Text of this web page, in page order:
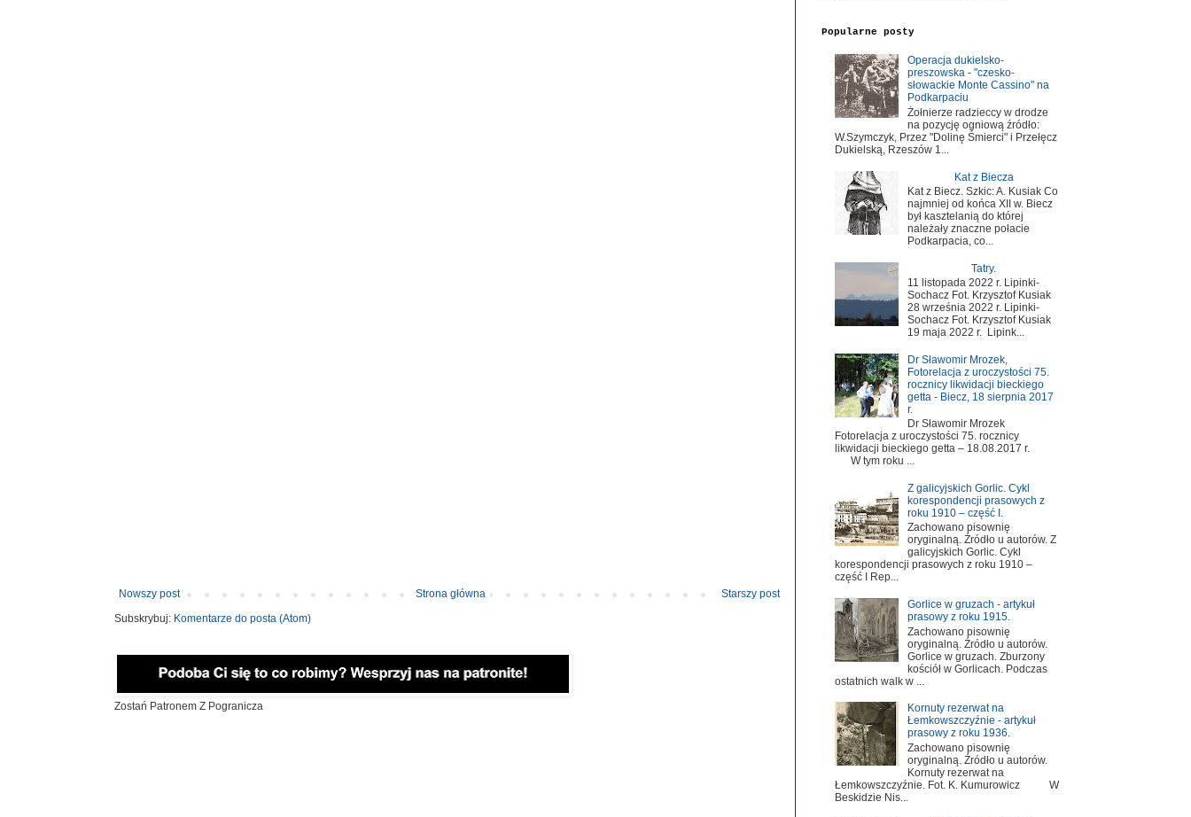
Nowszy post Starszy post
Strona główna
Subskrybuj: Komentarze do posta (Atom)
Zostań Patronem Z Pogranicza
Popularne posty
Operacja dukielsko-
preszowska - "czesko-
słowackie Monte Cassino" na
Podkarpaciu
Żołnierze radzieccy w drodze
na pozycję ogniową źródło:
W.Szymczyk, Przez "Dolinę Śmierci" i Przełęcz
Dukielską, Rzeszów 1...
Kat z Biecza
Kat z Biecz. Szkic: A. Kusiak Co
najmniej od końca XII w. Biecz
był kasztelanią do której
należały znaczne połacie
Podkarpacia, co...
Tatry.
11 listopada 2022 r. Lipinki-
Sochacz Fot. Krzysztof Kusiak
28 września 2022 r. Lipinki-
Sochacz Fot. Krzysztof Kusiak
19 maja 2022 r. Lipink...
Dr Sławomir Mrozek,
Fotorelacja z uroczystości 75.
rocznicy likwidacji bieckiego
getta - Biecz, 18 sierpnia 2017
r.
Dr Sławomir Mrozek
Fotorelacja z uroczystości 75. rocznicy
likwidacji bieckiego getta – 18.08.2017 r.
W tym roku ...
Z galicyjskich Gorlic. Cykl
korespondencji prasowych z
roku 1910 – część I.
Zachowano pisownię
oryginalną. Źródło u autorów. Z
galicyjskich Gorlic. Cykl
korespondencji prasowych z roku 1910 –
część I Rep...
Gorlice w gruzach - artykuł
prasowy z roku 1915.
Zachowano pisownię
oryginalną. Źródło u autorów.
Gorlice w gruzach. Zburzony
kościół w Gorlicach. Podczas
ostatnich walk w ...
Kornuty rezerwat na
Łemkowszczyźnie - artykuł
prasowy z roku 1936.
Zachowano pisownię
oryginalną. Źródło u autorów.
Kornuty rezerwat na
Łemkowszczyźnie. Fot. K. Kumurowicz W
Beskidzie Nis...